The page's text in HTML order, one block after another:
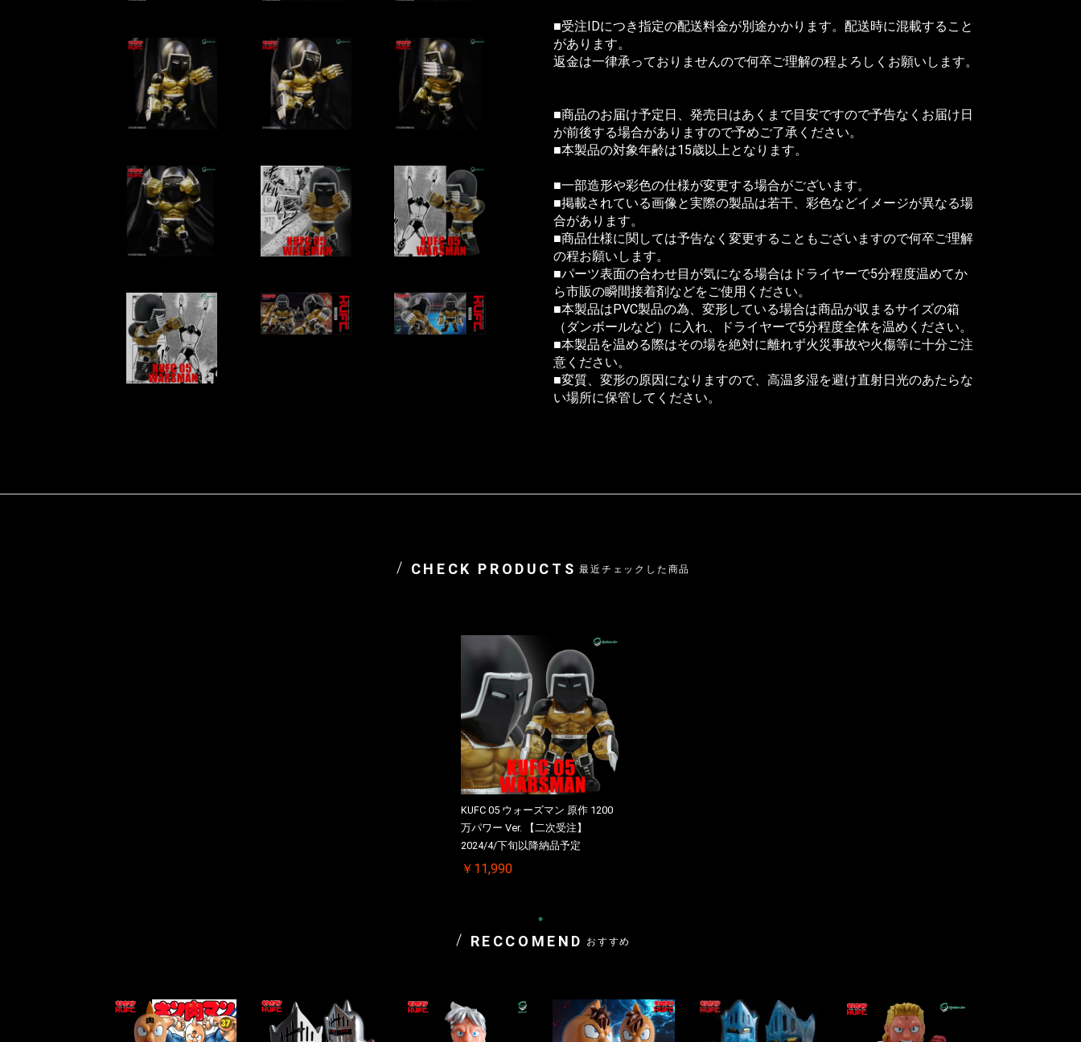
■受注IDにつき指定の配送料金が別途かかります。配送時に混載すること
があります。
返金は一律承っておりませんので何卒ご理解の程よろしくお願いします。
■商品のお届け予定日、発売日はあくまで目安ですので予告なくお届け日
が前後する場合がありますので予めご了承ください。
■本製品の対象年齢は15歳以上となります。
■一部造形や彩色の仕様が変更する場合がございます。
■掲載されている画像と実際の製品は若干、彩色などイメージが異なる場
合があります。
■商品仕様に関しては予告なく変更することもございますので何卒ご理解
の程お願いします。
■パーツ表面の合わせ目が気になる場合はドライヤーで5分程度温めてか
ら市販の瞬間接着剤などをご使用ください。
■本製品はPVC製品の為、変形している場合は商品が収まるサイズの箱
（ダンボールなど）に入れ、ドライヤーで5分程度全体を温めください。
■本製品を温める際はその場を絶対に離れず火災事故や火傷等に十分ご注
意ください。
■変質、変形の原因になりますので、高温多湿を避け直射日光のあたらな
い場所に保管してください。
CHECK PRODUCTS 最近チェックした商品
KUFC 05 ウォーズマン 原作 1200
万パワー Ver. 【二次受注】
2024/4/下旬以降納品予定
￥11,990
RECCOMEND おすすめ